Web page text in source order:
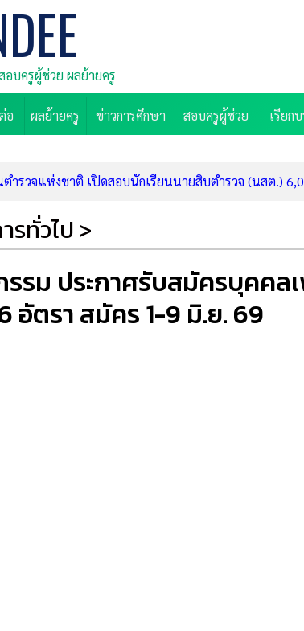
อบครูผู้ช่วย ผลย้ายครู
อ ผลย้ายครู ข่าวการศึกษา สอบครูผู้ช่วย เรียก
ตำรวจแห่งชาติ เปิดสอบนักเรียนนายสิบตำรวจ (นสต.)
.ค. ได้เฮ! ออมสินลดดอกเบี้ยเหลือ 4% ด่วน ลงทะเบียนรับ
งมาแล้ว! CP ALL แจกทุนเรียนฟรี 1,678 ล้านบาท "เรียน
ศึกษาพิเศษ เขต 12 จ.ชลบุรี รับสมัครพนักงานราชการ ตำ
ย์ รับสมัครพนักงานราชการ ตำแหน่งครูผู้สอน 5 อัตรา (
กษาพิเศษประจำจังหวัดมหาสารคาม รับสมัครพนักงานรา
กษาพิเศษพะเยา รับสมัครพนักงานราชการ ตำแหน่งครูผู้
รทั่วไป >
รม ประกาศรับสมัครบุคคล
อัตรา สมัคร 1-9 มิ.ย. 69